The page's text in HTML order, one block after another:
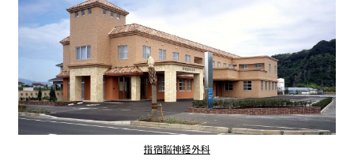
指宿脳神経外科